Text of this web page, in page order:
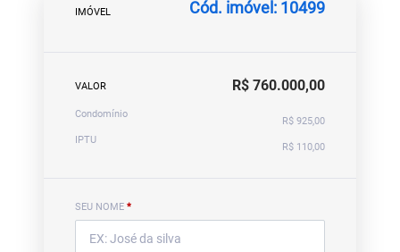
IMÓVEL Cód. imóvel: 10499
VALOR R$ 760.000,00
Condomínio
R$ 925,00
IPTU
R$ 110,00
SEU NOME *